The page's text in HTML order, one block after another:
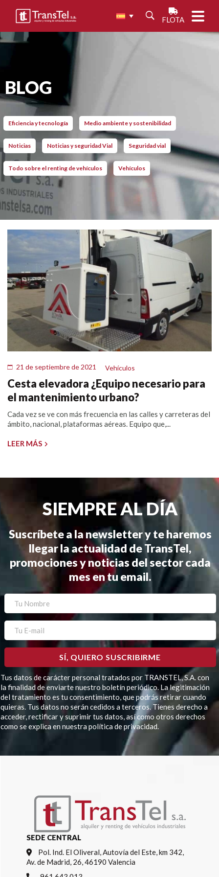
FLOTA
BLOG
Eficiencia y tecnología Medio ambiente y sostenibilidad
Noticias Noticias y seguridad Vial Seguridad vial
Todo sobre el renting de vehículos Vehículos
21 de septiembre de 2021 Vehículos
Cesta elevadora ¿Equipo necesario para
el mantenimiento urbano?
Cada vez se ve con más frecuencia en las calles y carreteras del
ámbito, nacional, plataformas aéreas. Equipo que,...
LEER MÁS
SIEMPRE AL DÍA
Suscríbete a la newsletter y te haremos
llegar la actualidad de TransTel,
promociones y noticias del sector cada
mes en tu email.
Tus datos de carácter personal tratados por TRANSTEL, S.A. con
la finalidad de enviarte nuestro boletín periódico. La legitimación
del tratamiento es tu consentimiento, que podrás retirar cuando
quieras. Tus datos no serán cedidos a terceros. Tienes derecho a
acceder, rectificar y suprimir tus datos, así como otros derechos
como se explica en nuestra política de privacidad.
SEDE CENTRAL
Pol. Ind. El Oliveral, Autovía del Este, km 342,
Av. de Madrid, 26, 46190 Valencia